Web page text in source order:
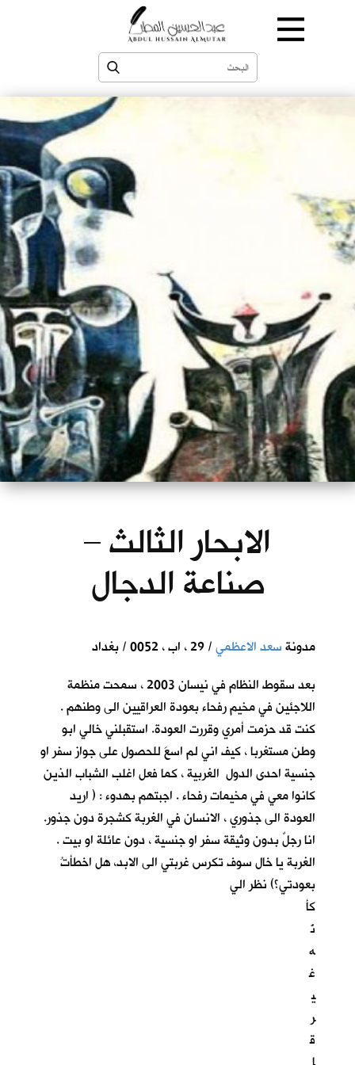
الابحار الثالث –
صناعة الدجال
مدونةسعد الاعظمي/ 29 ، اب ، 0052 / بغداد
بعد سقوط النظام في نيسان 2003 ، سمحت منظمة
اللاجئين في مخيم رفحاء بعودة العراقيين الى وطنهم .
كنت قد حزمت أمري وقررت العودة. استقبلني خالي ابو
وطن مستغربا ، كيف اني لم اسعَ للحصول على جواز سفر او
جنسية احدى الدول الغربية ، كما فعل اغلب الشباب الذين
كانوا معي في مخيمات رفحاء . اجبتهم بهدوء : ( اريد
العودة الى جذوري ، الانسان في الغربة كشجرة دون جذور.
انا رجلٌ بدون وثيقة سفر او جنسية ، دون عائلة او بيت .
الغربة يا خال سوف تكرس غربتي الى الابد، هل اخطأتُ
بعودتي؟) نظر الي
كأ
نّ
ه
غ
ي
ر
ق